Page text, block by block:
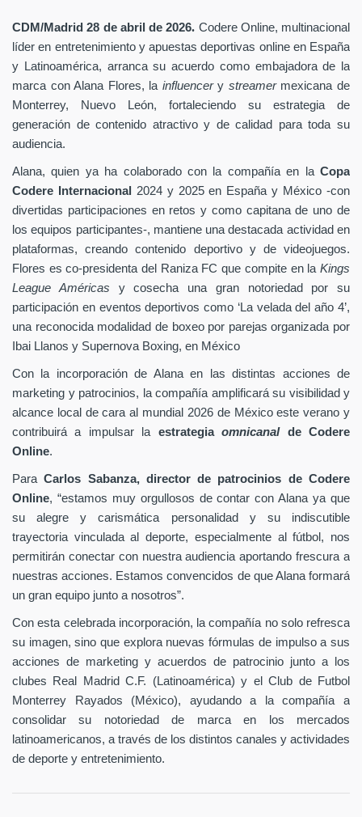
CDM/Madrid 28 de abril de 2026. Codere Online, multinacional
líder en entretenimiento y apuestas deportivas online en España
y Latinoamérica, arranca su acuerdo como embajadora de la
marca con Alana Flores, la influencery streamer mexicana de
Monterrey, Nuevo León, fortaleciendo su estrategia de
generación de contenido atractivo y de calidad para toda su
audiencia.
Alana, quien ya ha colaborado con la compañía en la Copa
Codere Internacional 2024 y 2025 en España y México -con
divertidas participaciones en retos y como capitana de uno de
los equipos participantes-, mantiene una destacada actividad en
plataformas, creando contenido deportivo y de videojuegos.
Flores es co-presidenta del Raniza FC que compite en la Kings
League Américas y cosecha una gran notoriedad por su
participación en eventos deportivos como ‘La velada del año 4’,
una reconocida modalidad de boxeo por parejas organizada por
Ibai Llanos y Supernova Boxing, en México
Con la incorporación de Alana en las distintas acciones de
marketing y patrocinios, la compañía amplificará su visibilidad y
alcance local de cara al mundial 2026 de México este verano y
contribuirá a impulsar la estrategiaomnicanal de Codere
Online.
ParaCarlos Sabanza, director de patrocinios de Codere
Online, “estamos muy orgullosos de contar con Alana ya que
su alegre y carismática personalidad y su indiscutible
trayectoria vinculada al deporte, especialmente al fútbol, nos
permitirán conectar con nuestra audiencia aportando frescura a
nuestras acciones. Estamos convencidos de que Alana formará
un gran equipo junto a nosotros”.
Con esta celebrada incorporación, la compañía no solo refresca
su imagen, sino que explora nuevas fórmulas de impulso a sus
acciones de marketing y acuerdos de patrocinio junto a los
clubes Real Madrid C.F. (Latinoamérica) y el Club de Futbol
Monterrey Rayados (México), ayudando a la compañía a
consolidar su notoriedad de marca en los mercados
latinoamericanos, a través de los distintos canales y actividades
de deporte y entretenimiento.